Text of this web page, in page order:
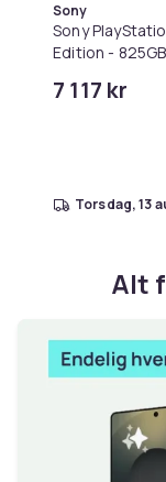
Sony
Sony
Edition - 825GB
7 117 kr
torsdag, 13
Alt